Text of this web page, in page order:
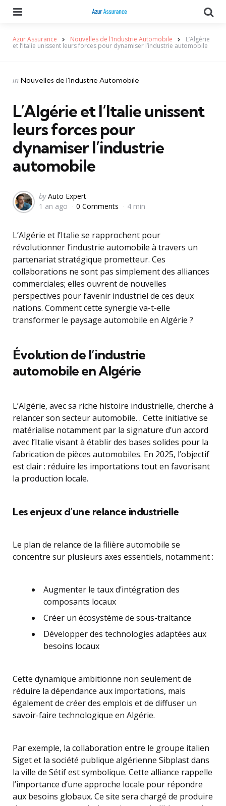
Azur Assurance Nouvelles de l'Industrie Automobile L’Algérie
et l’Italie unissent leurs forces pour dynamiser l’industrie automobile
Categories
Posted
in Nouvelles de l'Industrie Automobile
L’Algérie et l’Italie unissent
leurs forces pour
dynamiser l’industrie
automobile
Posted
by
by Auto Expert
1 an ago
0 Comments 4 min
L’Algérie et l’Italie se rapprochent pour
révolutionner l’industrie automobile à travers un
partenariat stratégique prometteur. Ces
collaborations ne sont pas simplement des alliances
commerciales; elles ouvrent de nouvelles
perspectives pour l’avenir industriel de ces deux
nations. Comment cette synergie va-t-elle
transformer le paysage automobile en Algérie ?
Évolution de l’industrie
automobile en Algérie
L’Algérie, avec sa riche histoire industrielle, cherche à
relancer son secteur automobile. . Cette initiative se
matérialise notamment par la signature d’un accord
avec l’Italie visant à établir des bases solides pour la
fabrication de pièces automobiles. En 2025, l’objectif
est clair : réduire les importations tout en favorisant
la production locale.
Les enjeux d’une relance industrielle
Le plan de relance de la filière automobile se
concentre sur plusieurs axes essentiels, notamment :
Augmenter le taux d’intégration des
composants locaux
Créer un écosystème de sous-traitance
Développer des technologies adaptées aux
besoins locaux
Cette dynamique ambitionne non seulement de
réduire la dépendance aux importations, mais
également de créer des emplois et de diffuser un
savoir-faire technologique en Algérie.
Par exemple, la collaboration entre le groupe italien
Siget et la société publique algérienne Sibplast dans
la ville de Sétif est symbolique. Cette alliance rappelle
l’importance d’une approche locale pour répondre
aux besoins globaux. Ce site sera chargé de produire